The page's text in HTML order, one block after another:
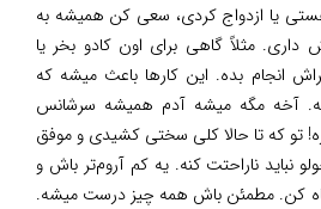
یا ازدواج کردی، سعی کن همیشه به
مثلاً گاهی برای اون کادو بخر یا
انجام بده. این کارها باعث میشه که
آخه مگه میشه آدم همیشه سرشانس
تو که تا حالا کلی سختی کشیدی و موفق
نباید ناراحتت کنه. یه کم آروم‌تر باش و
کن. مطمئن باش همه چیز درست میشه.